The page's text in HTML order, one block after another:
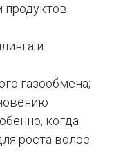
продуктов
и
газообмена;
когда
роста волос